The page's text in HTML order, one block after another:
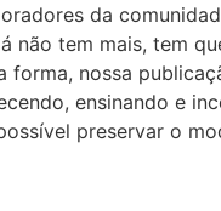
da
não tem mais, tem
forma, nossa
ensinando e
preservar o